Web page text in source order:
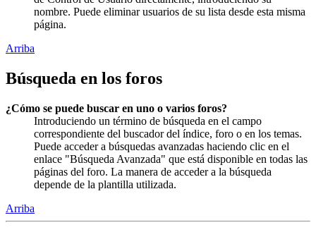
nombre. Puede eliminar usuarios de su lista desde esta misma
página.
Arriba
Búsqueda en los foros
¿Cómo se puede buscar en uno o varios foros?
Introduciendo un término de búsqueda en el campo
correspondiente del buscador del índice, foro o en los temas.
Puede acceder a búsquedas avanzadas haciendo clic en el
enlace "Búsqueda Avanzada" que está disponible en todas las
páginas del foro. La manera de acceder a la búsqueda
depende de la plantilla utilizada.
Arriba